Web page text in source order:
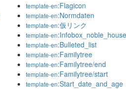
template-en:Flagicon
template-en:Normdaten
template-en:仮リンク
template-en:Infobox_noble_house
template-en:Bulleted_list
template-en:Familytree
template-en:Familytree/end
template-en:Familytree/start
template-en:Start_date_and_age